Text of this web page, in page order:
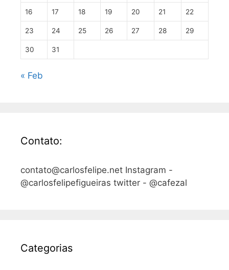
16 17 18 19 20 21 22
23 24 25 26 27 28 29
30 31
« Feb
Contato:
contato@carlosfelipe.net Instagram -
@carlosfelipefigueiras twitter - @cafezal
Categorias